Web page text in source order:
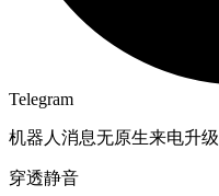
Telegram
机器人消息无原生来电升级
穿透静音